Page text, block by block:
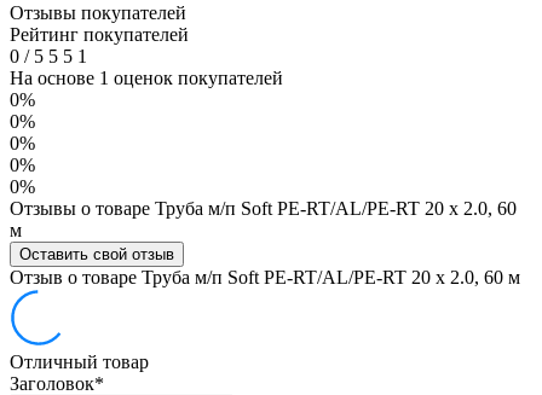
Отзывы покупателей
Рейтинг покупателей
0 /5 5 5 1
На основе 1 оценок покупателей
0%
0%
0%
0%
0%
Отзывы о товаре Труба м/п Soft PE-RT/AL/PE-RT 20 x 2.0, 60
м
Оставить свой отзыв
Отзыв о товаре Труба м/п Soft PE-RT/AL/PE-RT 20 x 2.0, 60 м
Отличный товар
Заголовок*